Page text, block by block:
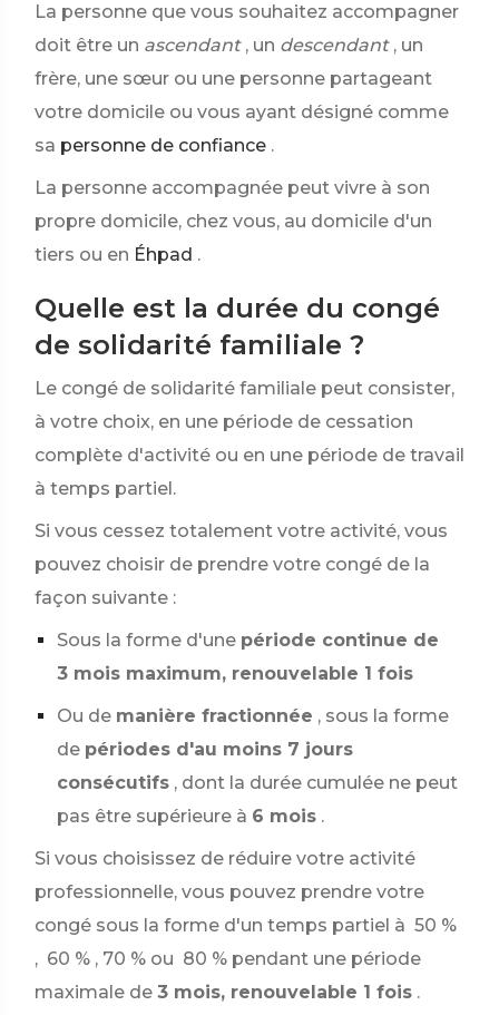
La personne que vous souhaitez accompagner
doit être un ascendant , un descendant , un
frère, une sœur ou une personne partageant
votre domicile ou vous ayant désigné comme
sa personne de confiance .
La personne accompagnée peut vivre à son
propre domicile, chez vous, au domicile d'un
tiers ou en Éhpad .
Quelle est la durée du congé
de solidarité familiale ?
Le congé de solidarité familiale peut consister,
à votre choix, en une période de cessation
complète d'activité ou en une période de travail
à temps partiel.
Si vous cessez totalement votre activité, vous
pouvez choisir de prendre votre congé de la
façon suivante :
Sous la forme d'une période continue de
3 mois maximum, renouvelable 1 fois
Ou de manière fractionnée , sous la forme
de périodes d'au moins 7 jours
consécutifs , dont la durée cumulée ne peut
pas être supérieure à 6 mois .
Si vous choisissez de réduire votre activité
professionnelle, vous pouvez prendre votre
congé sous la forme d'un temps partiel à 50 %
, 60 % , 70 % ou 80 % pendant une période
maximale de 3 mois, renouvelable 1 fois .